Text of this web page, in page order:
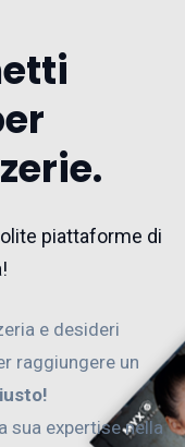
piattaforme di
e desideri
raggiungere un
sua expertise nella